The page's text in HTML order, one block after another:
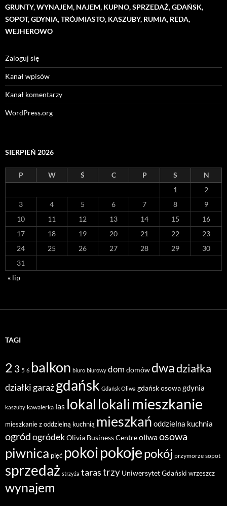
GRUNTY, WYNAJEM, NAJEM, KUPNO, SPRZEDAŻ, GDAŃSK,
SOPOT, GDYNIA, TRÓJMIASTO, KASZUBY, RUMIA, REDA,
WEJHEROWO
Zaloguj się
Kanał wpisów
Kanał komentarzy
WordPress.org
SIERPIEŃ 2026
P W Ś C P S
N
1
2
3
4 5 6 7 8
9
10
11 12 13 14 15
16
17
18 19 20 21 22
23
24
25 26 27 28 29
30
31
« lip
TAGI
2 3 5 6 balkon biuro biurowy dom domów dwadziałka
działki garażgdańsk Gdańsk Oliwa gdańsk osowagdynia
kaszuby kawalerka las lokal lokalimieszkanie
mieszkanie z oddzielną kuchnią mieszkań oddzielna kuchnia
ogródogródekOlivia Business Centreoliwaosowa
piwnica pięć pokoipokojepokój przymorze sopot
sprzedaż strzyża tarastrzy Uniwersytet Gdański wrzeszcz
wynajem